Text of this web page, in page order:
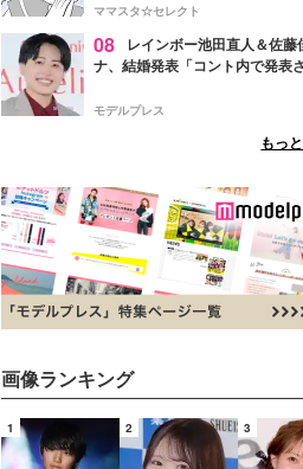
ママスタ☆セレクト
08
レインボー池田直人＆佐藤
ナ、結婚発表「コント内で発表
点変更のため
モデルプレス
もっ
画像ランキング
1 2 3